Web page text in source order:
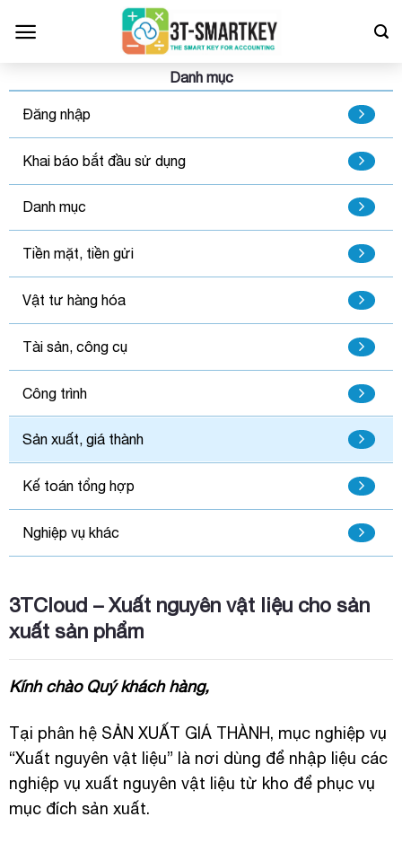
qua
Danh mục
Đăng nhập
Khai báo bắt đầu sử dụng
Danh mục
Tiền mặt, tiền gửi
Vật tư hàng hóa
Tài sản, công cụ
Công trình
Sản xuất, giá thành
Kế toán tổng hợp
Nghiệp vụ khác
3TCloud – Xuất nguyên vật liệu cho sản
xuất sản phẩm
Kính chào Quý khách hàng,
Tại phân hệ SẢN XUẤT GIÁ THÀNH, mục nghiệp vụ
“Xuất nguyên vật liệu” là nơi dùng để nhập liệu các
nghiệp vụ xuất nguyên vật liệu từ kho để phục vụ
mục đích sản xuất.